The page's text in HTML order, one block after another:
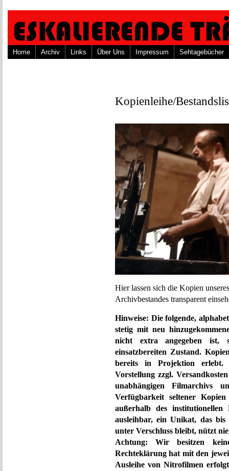
Home Archiv Links Über Uns Impressum Sehtagebücher
Kopienleihe/
Hier lassen sich die Kopien
Archivbestandes transparent
Hinweise: Die folgende,
stetig mit neu
nicht extra angegeben ist,
einsatzbereiten Zustand.
bereits in Projektion
Vorstellung zzgl.
unabhängigen Filmarchivs
Verfügbarkeit seltener
außerhalb des
ausleihbar, ein Unikat, das bis
unter Verschluss bleibt, nützt
Achtung: Wir besitzen
Rechteklärung hat mit den
Ausleihe von Nitrofilmen